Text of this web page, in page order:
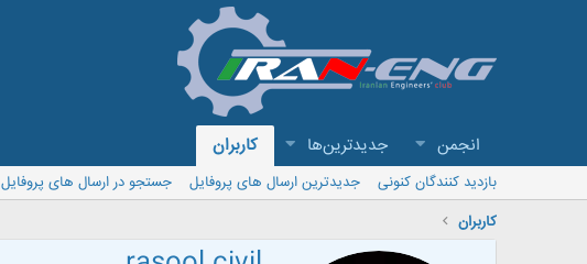
انجمن جدیدترین‌ها کاربران
بازدید کنندگان کنونی جدیدترین ارسال های پروفایل
جستجو در ارسال های پروفایل
کاربران